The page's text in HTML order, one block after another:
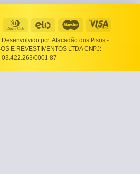
Desenvolvido por: Atacadão dos Pisos -
E REVESTIMENTOS LTDA CNPJ:
03.422.263/0001-87